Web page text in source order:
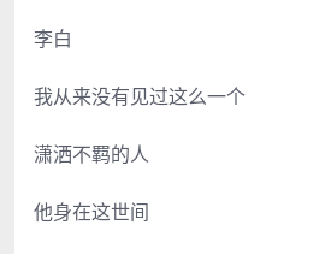
李白
我从来没有见过这么一个
潇洒不羁的人
他身在这世间